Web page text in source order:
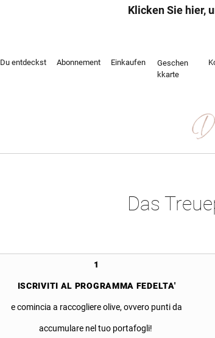
Klicken Sie hier,
Du entdeckst Abonnement Einkaufen
Geschen
kkarte
Das
1
ISCRIVITI AL PROGRAMMA FEDELTA'
e comincia a raccogliere olive, ovvero punti da
accumulare nel tuo portafogli!